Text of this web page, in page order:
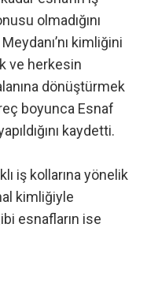
olmadığını
kimliğini
ve herkesin
dönüştürmek
boyunca Esnaf
kaydetti.
iş kollarına yönelik
kimliğiyle
esnafların ise